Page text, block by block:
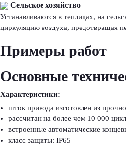
Сельское хозяйство
Устанавливаются в теплицах, на
циркуляцию воздуха, предотвращая
Примеры работ
Основные
Характеристики:
шток привода изготовлен из
рассчитан на более чем 10 000
встроенные автоматические
класс защиты: IP65